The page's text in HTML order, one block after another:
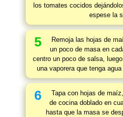
los tomates cocidos
espese la
5
Remoja las hojas de
un poco de masa en
centro un poco de salsa,
una vaporera que tenga
6
Tapa con hojas de
de cocina doblado en
hasta que la masa se